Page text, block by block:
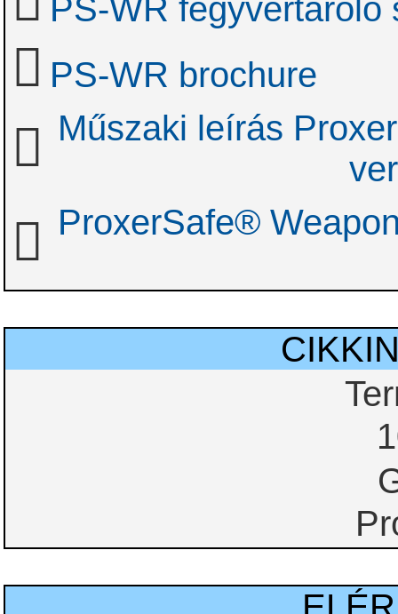
PS-WR fegyvertároló
PS-WR brochure
Műszaki leírás
ProxerSafe®